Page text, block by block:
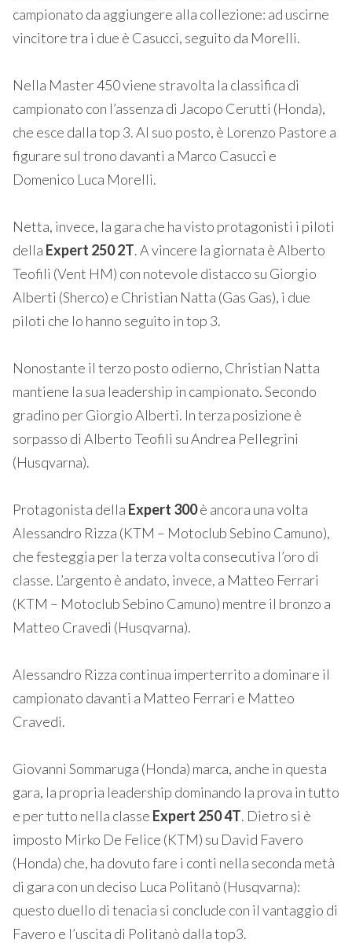
campionato da aggiungere alla collezione: ad uscirne
vincitore tra i due è Casucci, seguito da Morelli.
Nella Master 450 viene stravolta la classifica di
campionato con l’assenza di Jacopo Cerutti (Honda),
che esce dalla top 3. Al suo posto, è Lorenzo Pastore a
figurare sul trono davanti a Marco Casucci e
Domenico Luca Morelli.
Netta, invece, la gara che ha visto protagonisti i piloti
della Expert 250 2T. A vincere la giornata è Alberto
Teofili (Vent HM) con notevole distacco su Giorgio
Alberti (Sherco) e Christian Natta (Gas Gas), i due
piloti che lo hanno seguito in top 3.
Nonostante il terzo posto odierno, Christian Natta
mantiene la sua leadership in campionato. Secondo
gradino per Giorgio Alberti. In terza posizione è
sorpasso di Alberto Teofili su Andrea Pellegrini
(Husqvarna).
Protagonista della Expert 300è ancora una volta
Alessandro Rizza (KTM – Motoclub Sebino Camuno),
che festeggia per la terza volta consecutiva l’oro di
classe. L’argento è andato, invece, a Matteo Ferrari
(KTM – Motoclub Sebino Camuno) mentre il bronzo a
Matteo Cravedi (Husqvarna).
Alessandro Rizza continua imperterrito a dominare il
campionato davanti a Matteo Ferrari e Matteo
Cravedi.
Giovanni Sommaruga (Honda) marca, anche in questa
gara, la propria leadership dominando la prova in tutto
e per tutto nella classe Expert 250 4T. Dietro si è
imposto Mirko De Felice (KTM) su David Favero
(Honda) che, ha dovuto fare i conti nella seconda metà
di gara con un deciso Luca Politanò (Husqvarna):
questo duello di tenacia si conclude con il vantaggio di
Favero e l’uscita di Politanò dalla top3.